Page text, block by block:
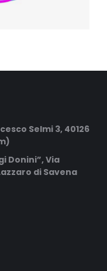
Selmi 3, 40126
Donini”, Via
di Savena